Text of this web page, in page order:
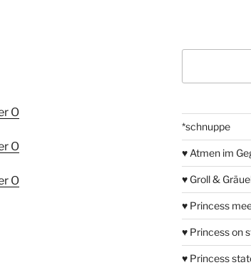
*schnuppe
♥ Atmen im
♥ Groll &
♥ Princess
♥ Princess on
♥ Princess